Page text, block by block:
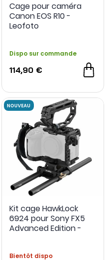
Cage pour caméra
Canon EOS R10 -
Leofoto
Dispo sur commande
114,90 €
Kit cage HawkLock
6924 pour Sony FX5
Advanced Edition -
Bientôt dispo